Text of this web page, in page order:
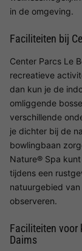
in de omgeving.
Faciliteiten bij
Center Parcs Le
recreatieve
dan kun je de
omliggende
verschillende
je dichter bij de
bowlingbaan
Nature® Spa
tijdens een
natuurgebied
observeren.
Faciliteiten voor
Daims